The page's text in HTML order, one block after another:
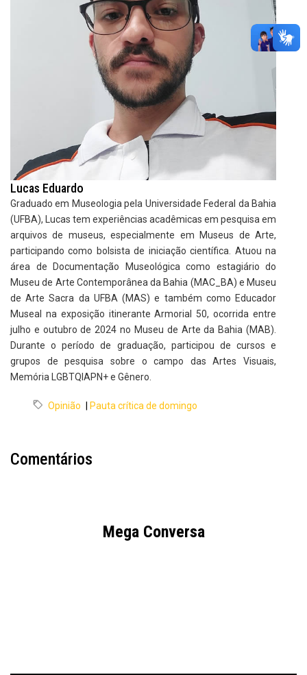
Lucas Eduardo
Graduado em Museologia pela Universidade Federal da Bahia
(UFBA), Lucas tem experiências acadêmicas em pesquisa em
arquivos de museus, especialmente em Museus de Arte,
participando como bolsista de iniciação científica. Atuou na
área de Documentação Museológica como estagiário do
Museu de Arte Contemporânea da Bahia (MAC_BA) e Museu
de Arte Sacra da UFBA (MAS) e também como Educador
Museal na exposição itinerante Armorial 50, ocorrida entre
julho e outubro de 2024 no Museu de Arte da Bahia (MAB).
Durante o período de graduação, participou de cursos e
grupos de pesquisa sobre o campo das Artes Visuais,
Memória LGBTQIAPN+ e Gênero.
Opinião Pauta crítica de domingo
Comentários
Mega Conversa